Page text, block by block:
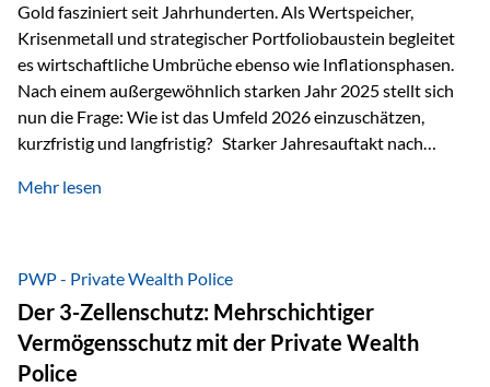
Gold fasziniert seit Jahrhunderten. Als Wertspeicher,
Krisenmetall und strategischer Portfoliobaustein begleitet
es wirtschaftliche Umbrüche ebenso wie Inflationsphasen.
Nach einem außergewöhnlich starken Jahr 2025 stellt sich
nun die Frage: Wie ist das Umfeld 2026 einzuschätzen,
kurzfristig und langfristig? Starker Jahresauftakt nach
Dynamik in das Jahr 2026 gestartet. Zwischen dem
Währungen: +11,5 % Bereits 2025 war ein außergewöhnlich
starkes Jahr: +64,4 % in USD Durchschnitt über alle
Währungen: +56,6 % Langfristig zeigt sich ebenfalls ein
solides…
Mehr lesen
PWP - Private Wealth Police
Der 3-Zellenschutz: Mehrschichtiger
Vermögensschutz mit der Private Wealth
Police